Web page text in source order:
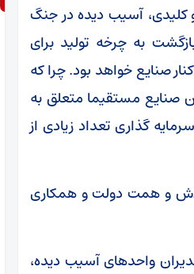
کلیدی، آسیب دیده در جنگ
به چرخه تولید برای
صنایع خواهد بود. چرا که
صنایع مستقیما متعلق به
گذاری تعداد زیادی از
و همت دولت و همکاری
واحدهای آسیب دیده،